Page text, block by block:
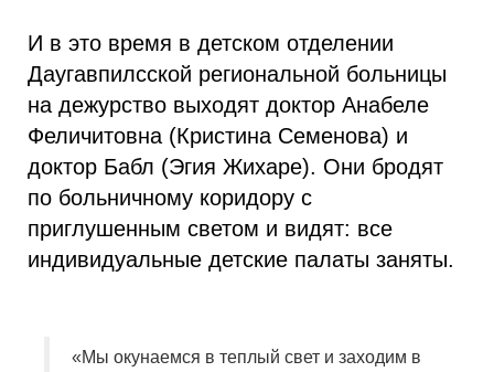
И в это время в детском отделении
Даугавпилсской региональной больницы
на дежурство выходят доктор Анабеле
Феличитовна (Кристина Семенова) и
доктор Бабл (Эгия Жихаре). Они бродят
по больничному коридору с
приглушенным светом и видят: все
индивидуальные детские палаты заняты.
«Мы окунаемся в теплый свет и заходим в